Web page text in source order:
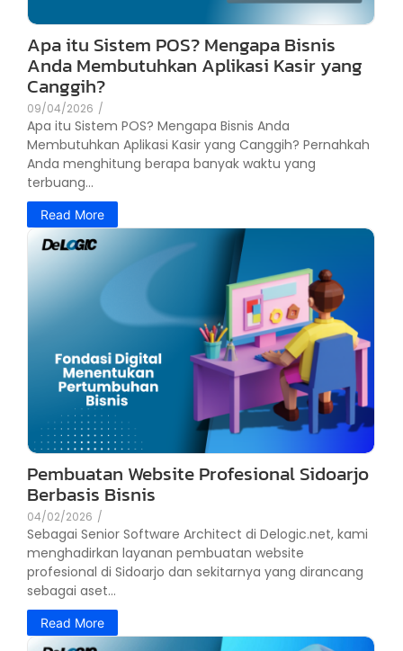
Apa itu Sistem POS? Mengapa Bisnis
Anda Membutuhkan Aplikasi Kasir yang
Canggih?
09/04/2026 /
Apa itu Sistem POS? Mengapa Bisnis Anda
Membutuhkan Aplikasi Kasir yang Canggih? Pernahkah
Anda menghitung berapa banyak waktu yang
terbuang...
Read More
Pembuatan Website Profesional Sidoarjo
Berbasis Bisnis
04/02/2026 /
Sebagai Senior Software Architect di Delogic.net, kami
menghadirkan layanan pembuatan website
profesional di Sidoarjo dan sekitarnya yang dirancang
sebagai aset...
Read More